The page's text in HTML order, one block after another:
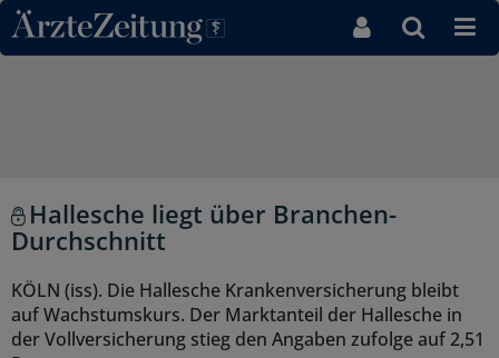
Direkt zum Inhaltsbereich
Hallesche liegt über Branchen-
Durchschnitt
KÖLN (iss). Die Hallesche Krankenversicherung bleibt
auf Wachstumskurs. Der Marktanteil der Hallesche in
der Vollversicherung stieg den Angaben zufolge auf 2,51